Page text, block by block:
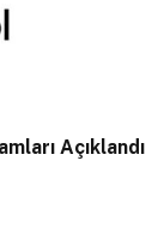
Açıklandı